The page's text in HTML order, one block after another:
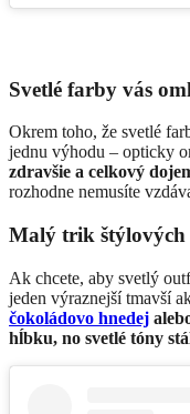
Svetlé farby vás
Okrem toho, že svetlé
jednu výhodu – opticky
zdravšie a celkový
rozhodne nemusíte
Malý trik štýlových
Ak chcete, aby svetlý
jeden výraznejší tmavší
čokoládovo hnedej
hĺbku, no svetlé tóny